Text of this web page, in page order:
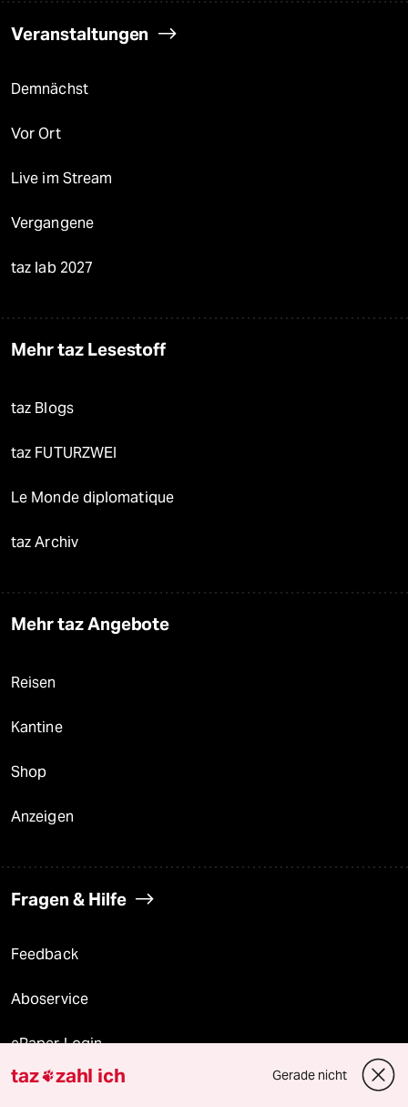
Veranstaltungen
Demnächst
Vor Ort
Live im Stream
Vergangene
taz lab 2027
Mehr taz Lesestoff
taz Blogs
taz FUTURZWEI
Le Monde diplomatique
taz Archiv
Mehr taz Angebote
Reisen
Kantine
Shop
Anzeigen
Fragen & Hilfe
Feedback
Aboservice
ePaper Login
Downloads für Abonnierende
taz zahl ich Gerade nicht